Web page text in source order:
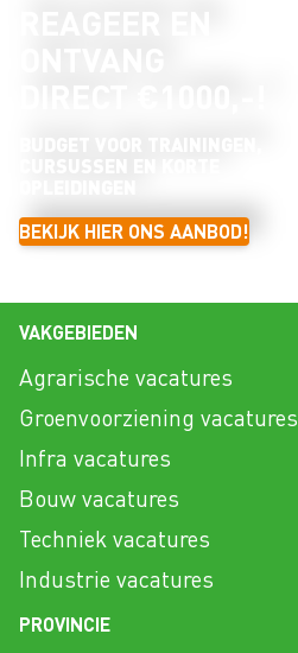
BEKIJK HIER ONS AANBOD!
VAKGEBIEDEN
Agrarische vacatures
Groenvoorziening vacatures
Infra vacatures
Bouw vacatures
Techniek vacatures
Industrie vacatures
PROVINCIE